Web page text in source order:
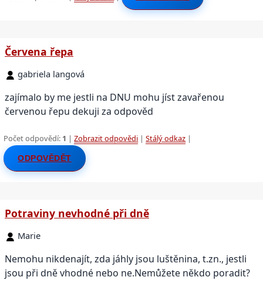
Červena řepa
gabriela langová
zajímalo by me jestli na DNU mohu jíst zavařenou
červenou řepu dekuji za odpověd
Počet odpovědí: 1 |Zobrazit odpovědi |Stálý odkaz |
ODPOVĚDĚT
Potraviny nevhodné při dně
Marie
Nemohu nikdenajít, zda jáhly jsou luštěnina, t.zn., jestli
jsou při dně vhodné nebo ne.Nemůžete někdo poradit?